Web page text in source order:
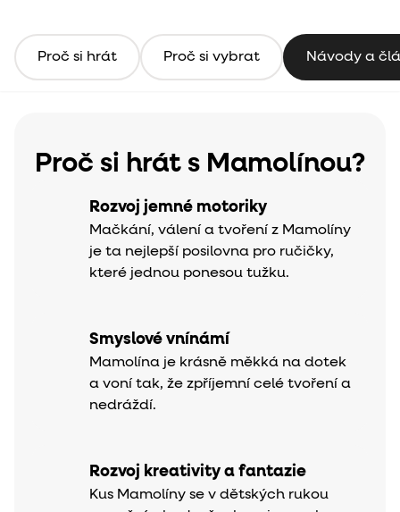
Proč si hrát Proč si vybrat Návody a
Proč si hrát s Mamolínou?
Rozvoj jemné motoriky
Mačkání, válení a tvoření z Mamolíny
je ta nejlepší posilovna pro ručičky,
které jednou ponesou tužku.
Smyslové vnínámí
Mamolína je krásně měkká na dotek
a voní tak, že zpříjemní celé tvoření a
nedráždí.
Rozvoj kreativity a fantazie
Kus Mamolíny se v dětských rukou